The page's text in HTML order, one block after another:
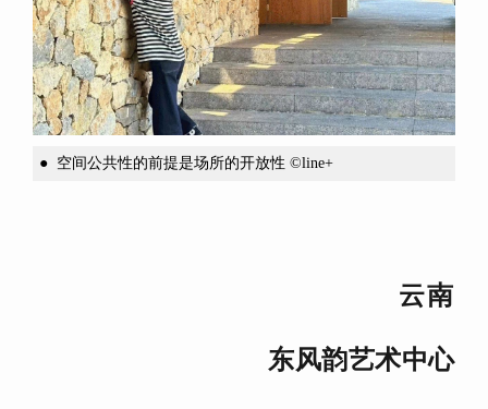
● 空间公共性的前提是场所的开放性 ©line+
云南
东风韵艺术中心